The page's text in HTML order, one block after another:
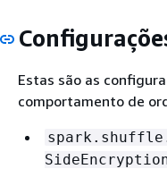
Estas são as
comportamento de